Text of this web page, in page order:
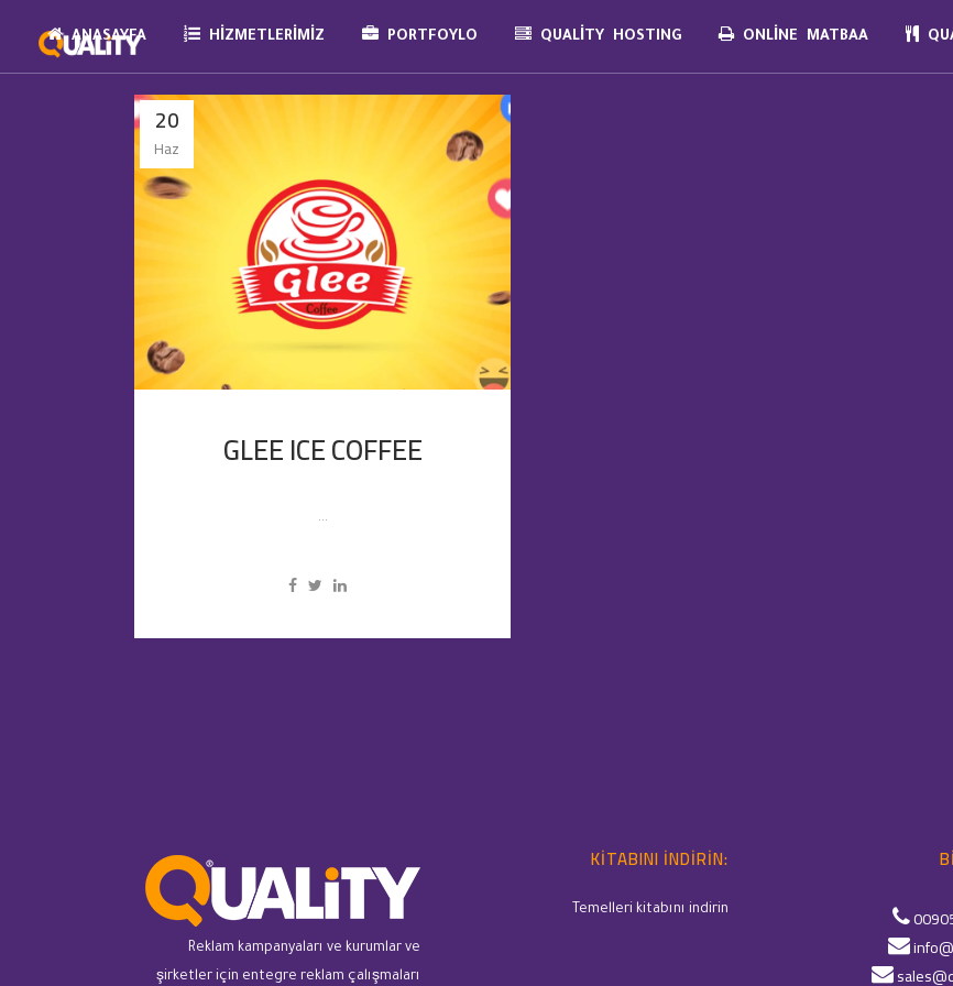
ANASAYFA HIZMETLERIMIZ PORTFOYLO QUALITY HOSTING ONLINE MATBAA
20
Haz
GLEE ICE COFFEE
...
Reklam kampanyaları ve kurumlar ve
şirketler için entegre reklam çalışmaları
KITABINI INDIRIN:
Temelleri kitabını indirin